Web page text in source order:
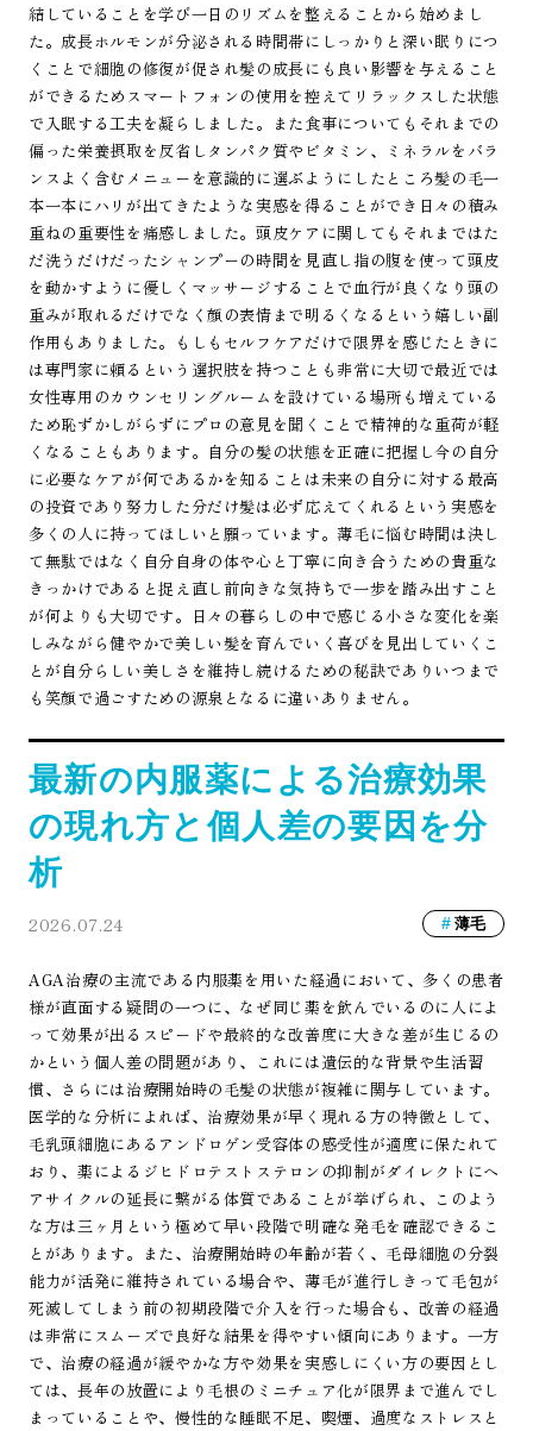
結していることを学び一日のリズムを整えることから始めまし
た。成長ホルモンが分泌される時間帯にしっかりと深い眠りにつ
くことで細胞の修復が促され髪の成長にも良い影響を与えること
ができるためスマートフォンの使用を控えてリラックスした状態
で入眠する工夫を凝らしました。また食事についてもそれまでの
偏った栄養摂取を反省しタンパク質やビタミン、ミネラルをバラ
ンスよく含むメニューを意識的に選ぶようにしたところ髪の毛一
本一本にハリが出てきたような実感を得ることができ日々の積み
重ねの重要性を痛感しました。頭皮ケアに関してもそれまではた
だ洗うだけだったシャンプーの時間を見直し指の腹を使って頭皮
を動かすように優しくマッサージすることで血行が良くなり頭の
重みが取れるだけでなく顔の表情まで明るくなるという嬉しい副
作用もありました。もしもセルフケアだけで限界を感じたときに
は専門家に頼るという選択肢を持つことも非常に大切で最近では
女性専用のカウンセリングルームを設けている場所も増えている
ため恥ずかしがらずにプロの意見を聞くことで精神的な重荷が軽
くなることもあります。自分の髪の状態を正確に把握し今の自分
に必要なケアが何であるかを知ることは未来の自分に対する最高
の投資であり努力した分だけ髪は必ず応えてくれるという実感を
多くの人に持ってほしいと願っています。薄毛に悩む時間は決し
て無駄ではなく自分自身の体や心と丁寧に向き合うための貴重な
きっかけであると捉え直し前向きな気持ちで一歩を踏み出すこと
が何よりも大切です。日々の暮らしの中で感じる小さな変化を楽
しみながら健やかで美しい髪を育んでいく喜びを見出していくこ
とが自分らしい美しさを維持し続けるための秘訣でありいつまで
も笑顔で過ごすための源泉となるに違いありません。
最新の内服薬による治療効果
の現れ方と個人差の要因を分
析
2026.07.24 薄毛
AGA治療の主流である内服薬を用いた経過において、多くの患者
様が直面する疑問の一つに、なぜ同じ薬を飲んでいるのに人によ
って効果が出るスピードや最終的な改善度に大きな差が生じるの
かという個人差の問題があり、これには遺伝的な背景や生活習
慣、さらには治療開始時の毛髪の状態が複雑に関与しています。
医学的な分析によれば、治療効果が早く現れる方の特徴として、
毛乳頭細胞にあるアンドロゲン受容体の感受性が適度に保たれて
おり、薬によるジヒドロテストステロンの抑制がダイレクトにヘ
アサイクルの延長に繋がる体質であることが挙げられ、このよう
な方は三ヶ月という極めて早い段階で明確な発毛を確認できるこ
とがあります。また、治療開始時の年齢が若く、毛母細胞の分裂
能力が活発に維持されている場合や、薄毛が進行しきって毛包が
死滅してしまう前の初期段階で介入を行った場合も、改善の経過
は非常にスムーズで良好な結果を得やすい傾向にあります。一方
で、治療の経過が緩やかな方や効果を実感しにくい方の要因とし
ては、長年の放置により毛根のミニチュア化が限界まで進んでし
まっていることや、慢性的な睡眠不足、喫煙、過度なストレスと